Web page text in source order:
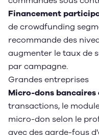
Financement
de crowdfunding
recommande des
augmenter le taux de
par campagne.
Grandes entreprises
Micro-dons
transactions, le
micro-don selon le
avec des garde-fous